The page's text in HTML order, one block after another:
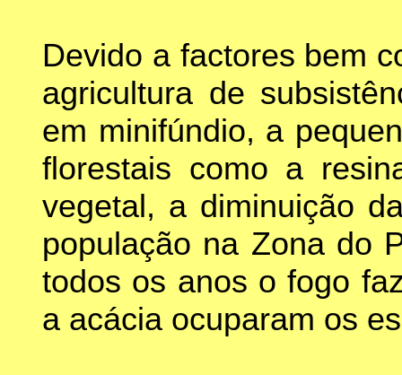
Devido a factores bem
agricultura de
em minifúndio, a
florestais como a
vegetal, a diminuição
população na Zona do
todos os anos o fogo
a acácia ocuparam os